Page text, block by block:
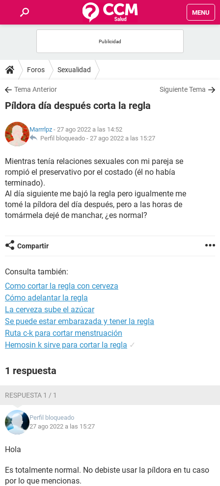
MENU
FOROS
SALUD
NUTRICIÓN
BIENESTAR
SEXUALIDAD
GLOSARIO
Foros Sexualidad
Tema Anterior Siguiente Tema
Píldora día después corta la regla
Marrrlpz - 27 ago 2022 a las 14:52
Perfil bloqueado - 27 ago 2022 a las 15:27
Mientras tenía relaciones sexuales con mi pareja se
rompió el preservativo por el costado (él no había
terminado).
Al día siguiente me bajó la regla pero igualmente me
tomé la píldora del día después, pero a las horas de
tomármela dejé de manchar, ¿es normal?
Compartir
Consulta también:
Como cortar la regla con cerveza
Cómo adelantar la regla
La cerveza sube el azúcar
Se puede estar embarazada y tener la regla
Ruta c-k para cortar menstruación
Hemosin k sirve para cortar la regla ✓
1 respuesta
RESPUESTA 1 / 1
Perfil bloqueado
27 ago 2022 a las 15:27
Hola
Es totalmente normal. No debiste usar la píldora en tu caso
por lo que mencionas.